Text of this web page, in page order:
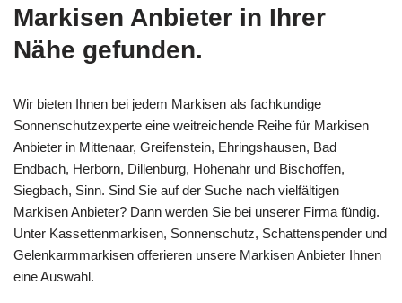
Markisen Anbieter in Ihrer
Nähe gefunden.
Wir bieten Ihnen bei jedem Markisen als fachkundige
Sonnenschutzexperte eine weitreichende Reihe für Markisen
Anbieter in Mittenaar, Greifenstein, Ehringshausen, Bad
Endbach, Herborn, Dillenburg, Hohenahr und Bischoffen,
Siegbach, Sinn. Sind Sie auf der Suche nach vielfältigen
Markisen Anbieter? Dann werden Sie bei unserer Firma fündig.
Unter Kassettenmarkisen, Sonnenschutz, Schattenspender und
Gelenkarmmarkisen offerieren unsere Markisen Anbieter Ihnen
eine Auswahl.